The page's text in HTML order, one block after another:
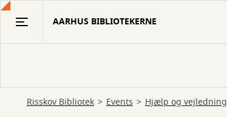
Gå
AARHUS BIBLIOTEKERNE
Risskov Bibliotek Events Hjælp og vejledning